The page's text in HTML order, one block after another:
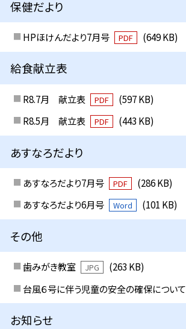
保健だより
HPほけんだより7月号 PDF (649 KB)
給食献立表
R8.7月 献立表 PDF
(597 KB)
R8.5月 献立表
PDF (443 KB)
あすなろだより
あすなろだより7月号 PDF
(286 KB)
あすなろだより6月号
Word (101 KB)
その他
歯みがき教室 JPG
(263 KB)
台風６号に伴う児童の安全の確保について
お知らせ